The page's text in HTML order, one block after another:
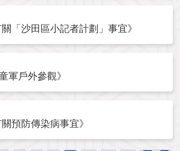
「沙田區小記者計劃」事宜》
軍戶外參觀》
預防傳染病事宜》